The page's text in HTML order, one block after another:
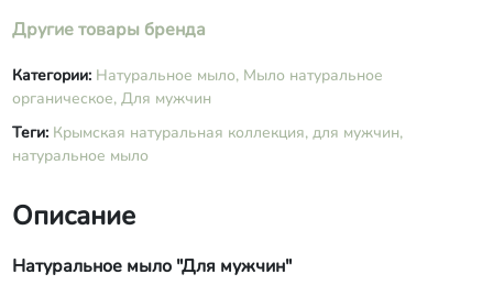
Другие товары бренда
Категории: Натуральное мыло, Мыло натуральное
органическое, Для мужчин
Теги: Крымская натуральная коллекция, для мужчин,
натуральное мыло
Описание
Натуральное мыло "Для мужчин"